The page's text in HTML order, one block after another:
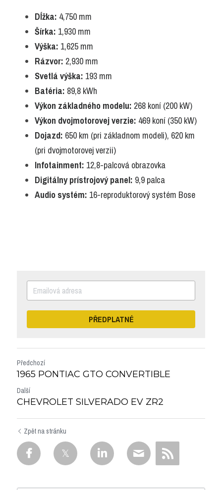
Dĺžka: 4,750 mm
Šírka: 1,930 mm
Výška: 1,625 mm
Rázvor: 2,930 mm
Svetlá výška: 193 mm
Batéria: 89,8 kWh
Výkon základného modelu: 268 koní (200 kW)
Výkon dvojmotorovej verzie: 469 koní (350 kW)
Dojazd: 650 km (pri základnom modeli), 620 km
(pri dvojmotorovej verzii)
Infotainment: 12,8-palcová obrazovka
Digitálny prístrojový panel: 9,9 palca
Audio systém: 16-reproduktorový systém Bose
PŘEDPLATNÉ
Předchozí
1965 PONTIAC GTO CONVERTIBLE
Další
CHEVROLET SILVERADO EV ZR2
Zpět na stránku